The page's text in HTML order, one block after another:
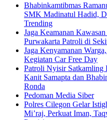
Bhabinkamtibmas
SMK Madinatul Hadid,
Trending
Jaga Keamanan
Purwakarta Patroli di
Jaga Kenyamanan
Kegiatan Car Free Day
Patroli Nyisir Satkamling
Kanit Samapta dan
Ronda
Pedoman Media Siber
Polres Cilegon Gelar
Mi’raj, Perkuat Iman,